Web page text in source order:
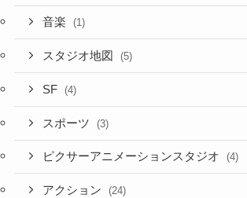
音楽 (1)
スタジオ地図 (5)
SF (4)
スポーツ (3)
ピクサーアニメーションスタジオ (4)
アクション (24)